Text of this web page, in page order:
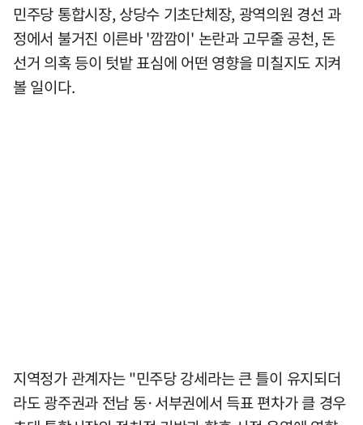
민주당 통합시장, 상당수 기초단체장, 광역의원 경선 과
정에서 불거진 이른바 '깜깜이' 논란과 고무줄 공천, 돈
선거 의혹 등이 텃밭 표심에 어떤 영향을 미칠지도 지켜
볼 일이다.
지역정가 관계자는 "민주당 강세라는 큰 틀이 유지되더
라도 광주권과 전남 동·서부권에서 득표 편차가 클 경우